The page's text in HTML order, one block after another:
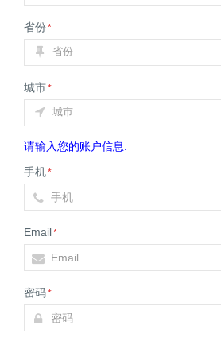
省份*
省份
城市*
城市
请输入您的账户信息:
手机*
Email*
密码*